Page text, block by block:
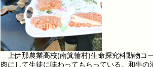
上伊那農業高校(南箕輪村)生命探究科動物コ
肉にして生徒に味わってもらっている。和牛